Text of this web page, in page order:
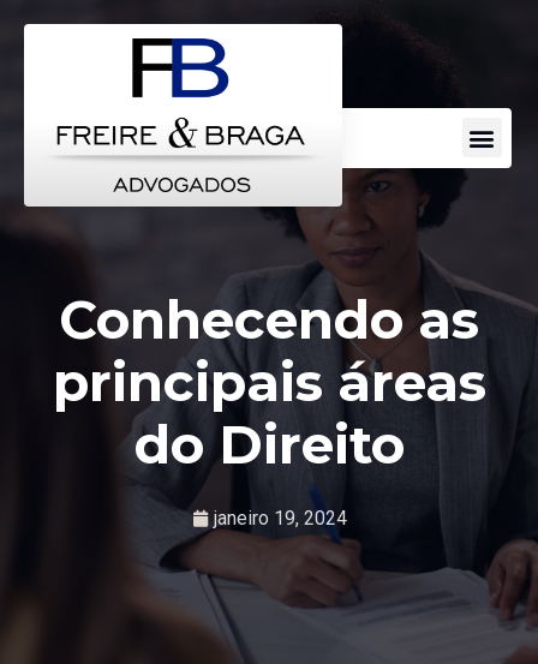
Conhecendo as
principais áreas
do Direito
janeiro 19, 2024